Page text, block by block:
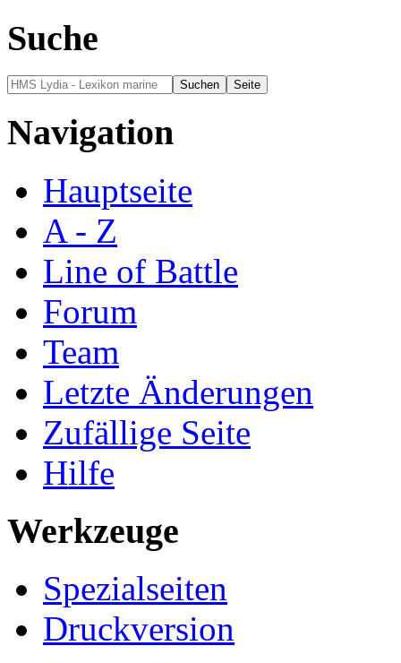
Suche
Navigation
Hauptseite
A - Z
Line of Battle
Forum
Team
Letzte Änderungen
Zufällige Seite
Hilfe
Werkzeuge
Spezialseiten
Druckversion